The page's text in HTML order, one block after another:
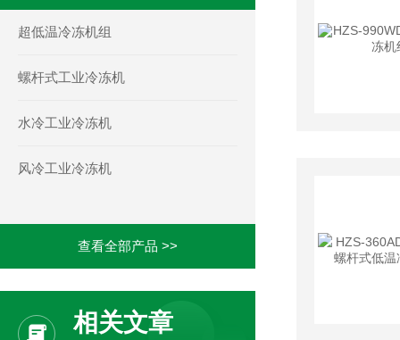
超低温冷冻机组
螺杆式工业冷冻机
水冷工业冷冻机
风冷工业冷冻机
查看全部产品 >>
相关文章